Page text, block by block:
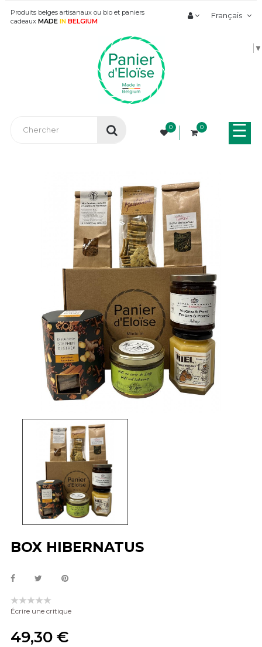
Produits belges artisanaux ou bio et paniers
cadeaux MADE IN BELGIUM
Français
▼
0 0
la
☰
BOX HIBERNATUS
Écrire une critique
49,30 €